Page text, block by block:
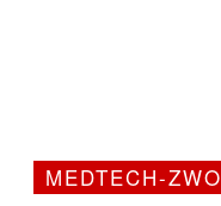
MEDTECH-ZWO